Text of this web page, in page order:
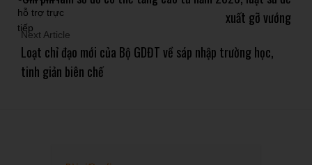
xuất gỡ vướng
Next Article
Loạt chỉ đạo mới của Bộ GDĐT về sáp nhập trường học,
tinh giản biên chế